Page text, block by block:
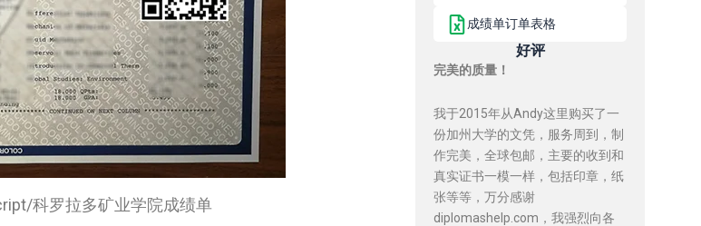
科罗拉多矿业学院成绩单
成绩单订单表格
好评
完美的质量！
我于2015年从Andy这里购买了一
份加州大学的文凭，服务周到，制
作完美，全球包邮，主要的收到和
真实证书一模一样，包括印章，纸
张等等，万分感谢
diplomashelp.com，我强烈向各